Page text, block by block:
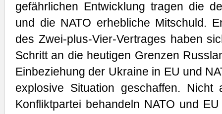
gefährlichen Entwicklung tragen die
und die NATO erhebliche Mitschuld.
des Zwei-plus-Vier-Vertrages haben
Schritt an die heutigen Grenzen
Einbeziehung der Ukraine in EU und
explosive Situation geschaffen. Nicht
Konfliktpartei behandeln NATO und